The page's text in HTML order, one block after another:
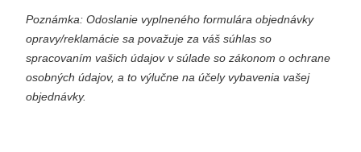
Poznámka: Odoslanie vyplneného formulára objednávky
opravy/reklamácie sa považuje za váš súhlas so
spracovaním vašich údajov v súlade so zákonom o ochrane
osobných údajov, a to výlučne na účely vybavenia vašej
objednávky.